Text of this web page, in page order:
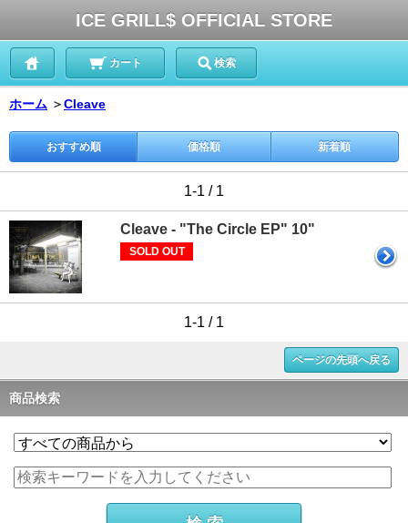
ICE GRILL$ OFFICIAL STORE
カート 検索
ホーム ＞Cleave
おすすめ順 価格順 新着順
1-1 / 1
Cleave - "The Circle EP" 10"
SOLD OUT
1-1 / 1
ページの先頭へ戻る
商品検索